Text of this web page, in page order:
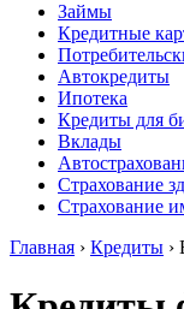
Займы
Кредитные
Автокредиты
Ипотека
Кредиты для
Вклады
Страхование
Страхование
Главная › Кредиты ›